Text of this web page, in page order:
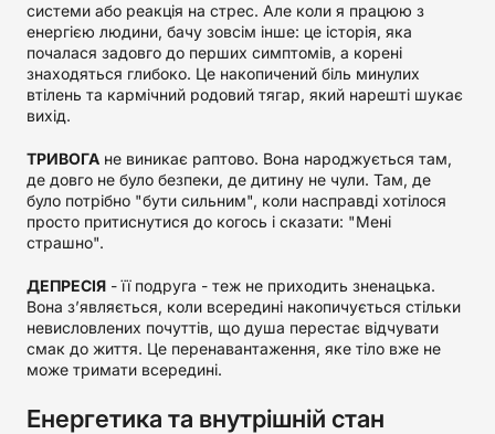
системи або реакція на стрес. Але коли я працюю з
енергією людини, бачу зовсім інше: це історія, яка
почалася задовго до перших симптомів, а корені
знаходяться глибоко. Це накопичений біль минулих
втілень та кармічний родовий тягар, який нарешті шукає
вихід.
ТРИВОГА не виникає раптово. Вона народжується там,
де довго не було безпеки, де дитину не чули. Там, де
було потрібно "бути сильним", коли насправді хотілося
просто притиснутися до когось і сказати: "Мені
страшно".
ДЕПРЕСІЯ - її подруга - теж не приходить зненацька.
Вона з’являється, коли всередині накопичується стільки
невисловлених почуттів, що душа перестає відчувати
смак до життя. Це перенавантаження, яке тіло вже не
може тримати всередині.
Енергетика та внутрішній стан